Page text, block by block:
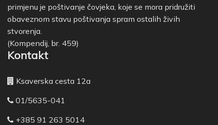
primjenu je poštivanje čovjeka, koje se mora pridružiti
obaveznom stavu poštivanja spram ostalih živih
stvorenja.
(Kompendij, br. 459)
Kontakt
Ksaverska cesta 12a
01/5635-041
+385 91 263 5014